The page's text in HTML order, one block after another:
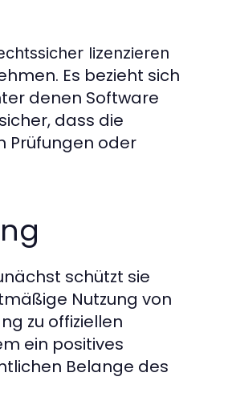
lizenzieren
Es bezieht sich
denen Software
dass die
Prüfungen oder
schützt sie
Nutzung von
zu offiziellen
ein positives
Belange des